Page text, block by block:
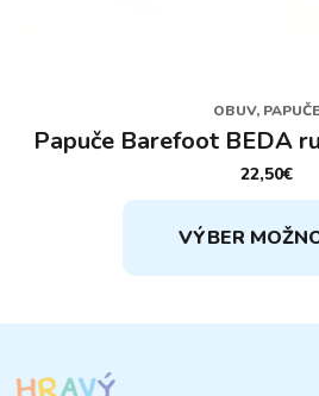
OBUV, PAPUČE
Papuče Barefoot BEDA
22,50€
VÝBER
Tento
produkt
má
variantov.